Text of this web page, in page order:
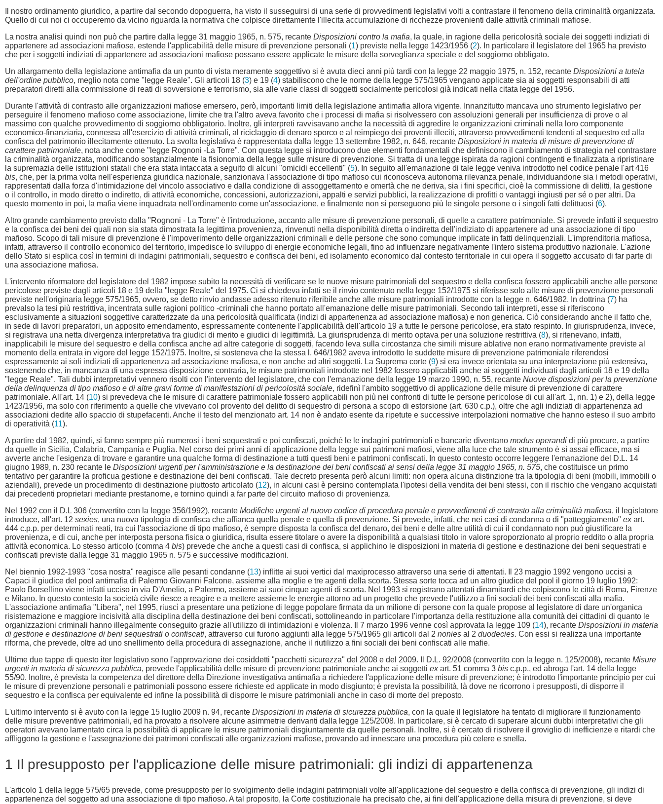
Il nostro ordinamento giuridico, a partire dal secondo dopoguerra, ha visto il susseguirsi di una serie di provvedimenti legislativi volti a contrastare il fenomeno della criminalità organizzata.
Quello di cui noi ci occuperemo da vicino riguarda la normativa che colpisce direttamente l'illecita accumulazione di ricchezze provenienti dalle attività criminali mafiose.
La nostra analisi quindi non può che partire dalla legge 31 maggio 1965, n. 575, recante Disposizioni contro la mafia, la quale, in ragione della pericolosità sociale dei soggetti indiziati di
appartenere ad associazioni mafiose, estende l'applicabilità delle misure di prevenzione personali (1) previste nella legge 1423/1956 (2). In particolare il legislatore del 1965 ha previsto
che per i soggetti indiziati di appartenere ad associazioni mafiose possano essere applicate le misure della sorveglianza speciale e del soggiorno obbligato.
Un allargamento della legislazione antimafia da un punto di vista meramente soggettivo si è avuta dieci anni più tardi con la legge 22 maggio 1975, n. 152, recante Disposizioni a tutela
dell'ordine pubblico, meglio nota come "legge Reale". Gli articoli 18 (3) e 19 (4) stabiliscono che le norme della legge 575/1965 vengano applicate sia ai soggetti responsabili di atti
preparatori diretti alla commissione di reati di sovversione e terrorismo, sia alle varie classi di soggetti socialmente pericolosi già indicati nella citata legge del 1956.
Durante l'attività di contrasto alle organizzazioni mafiose emersero, però, importanti limiti della legislazione antimafia allora vigente. Innanzitutto mancava uno strumento legislativo per
perseguire il fenomeno mafioso come associazione, limite che tra l'altro aveva favorito che i processi di mafia si risolvessero con assoluzioni generali per insufficienza di prove o al
massimo con qualche provvedimento di soggiorno obbligatorio. Inoltre, gli interpreti ravvisavano anche la necessità di aggredire le organizzazioni criminali nella loro componente
economico-finanziaria, connessa all'esercizio di attività criminali, al riciclaggio di denaro sporco e al reimpiego dei proventi illeciti, attraverso provvedimenti tendenti al sequestro ed alla
confisca del patrimonio illecitamente ottenuto. La svolta legislativa è rappresentata dalla legge 13 settembre 1982, n. 646, recante Disposizioni in materia di misure di prevenzione di
carattere patrimoniale, nota anche come "legge Rognoni -La Torre". Con questa legge si introducono due elementi fondamentali che definiscono il cambiamento di strategia nel contrastare
la criminalità organizzata, modificando sostanzialmente la fisionomia della legge sulle misure di prevenzione. Si tratta di una legge ispirata da ragioni contingenti e finalizzata a ripristinare
la supremazia delle istituzioni statali che era stata intaccata a seguito di alcuni "omicidi eccellenti" (5). In seguito all'emanazione di tale legge veniva introdotto nel codice penale l'art 416
bis, che, per la prima volta nell'esperienza giuridica nazionale, sanzionava l'associazione di tipo mafioso cui riconosceva autonoma rilevanza penale, individuandone sia i metodi operativi,
rappresentati dalla forza d'intimidazione del vincolo associativo e dalla condizione di assoggettamento e omertà che ne deriva, sia i fini specifici, cioè la commissione di delitti, la gestione
o il controllo, in modo diretto o indiretto, di attività economiche, concessioni, autorizzazioni, appalti e servizi pubblici, la realizzazione di profitti o vantaggi ingiusti per sé o per altri. Da
questo momento in poi, la mafia viene inquadrata nell'ordinamento come un'associazione, e finalmente non si perseguono più le singole persone o i singoli fatti delittuosi (6).
Altro grande cambiamento previsto dalla "Rognoni - La Torre" è l'introduzione, accanto alle misure di prevenzione personali, di quelle a carattere patrimoniale. Si prevede infatti il sequestro
e la confisca dei beni dei quali non sia stata dimostrata la legittima provenienza, rinvenuti nella disponibilità diretta o indiretta dell'indiziato di appartenere ad una associazione di tipo
mafioso. Scopo di tali misure di prevenzione è l'impoverimento delle organizzazioni criminali e delle persone che sono comunque implicate in fatti delinquenziali. L'imprenditoria mafiosa,
infatti, attraverso il controllo economico del territorio, impedisce lo sviluppo di energie economiche legali, fino ad influenzare negativamente l'intero sistema produttivo nazionale. L'azione
dello Stato si esplica così in termini di indagini patrimoniali, sequestro e confisca dei beni, ed isolamento economico dal contesto territoriale in cui opera il soggetto accusato di far parte di
una associazione mafiosa.
L'intervento riformatore del legislatore del 1982 impose subito la necessità di verificare se le nuove misure patrimoniali del sequestro e della confisca fossero applicabili anche alle persone
pericolose previste dagli articoli 18 e 19 della "legge Reale" del 1975. Ci si chiedeva infatti se il rinvio contenuto nella legge 152/1975 si riferisse solo alle misure di prevenzione personali
previste nell'originaria legge 575/1965, ovvero, se detto rinvio andasse adesso ritenuto riferibile anche alle misure patrimoniali introdotte con la legge n. 646/1982. In dottrina (7) ha
prevalso la tesi più restrittiva, incentrata sulle ragioni politico -criminali che hanno portato all'emanazione delle misure patrimoniali. Secondo tali interpreti, esse si riferiscono
esclusivamente a situazioni soggettive caratterizzate da una pericolosità qualificata (indizi di appartenenza ad associazione mafiosa) e non generica. Ciò considerando anche il fatto che,
in sede di lavori preparatori, un apposito emendamento, espressamente contenente l'applicabilità dell'articolo 19 a tutte le persone pericolose, era stato respinto. In giurisprudenza, invece,
si registrava una netta divergenza interpretativa tra giudici di merito e giudici di legittimità. La giurisprudenza di merito optava per una soluzione restrittiva (8), si ritenevano, infatti,
inapplicabili le misure del sequestro e della confisca anche ad altre categorie di soggetti, facendo leva sulla circostanza che simili misure ablative non erano normativamente previste al
momento della entrata in vigore del legge 152/1975. Inoltre, si sosteneva che la stessa l. 646/1982 aveva introdotto le suddette misure di prevenzione patrimoniale riferendosi
espressamente ai soli indiziati di appartenenza ad associazione mafiosa, e non anche ad altri soggetti. La Suprema corte (9) si era invece orientata su una interpretazione più estensiva,
sostenendo che, in mancanza di una espressa disposizione contraria, le misure patrimoniali introdotte nel 1982 fossero applicabili anche ai soggetti individuati dagli articoli 18 e 19 della
"legge Reale". Tali dubbi interpretativi vennero risolti con l'intervento del legislatore, che con l'emanazione della legge 19 marzo 1990, n. 55, recante Nuove disposizioni per la prevenzione
della delinquenza di tipo mafioso e di altre gravi forme di manifestazioni di pericolosità sociale, ridefinì l'ambito soggettivo di applicazione delle misure di prevenzione di carattere
patrimoniale. All'art. 14 (10) si prevedeva che le misure di carattere patrimoniale fossero applicabili non più nei confronti di tutte le persone pericolose di cui all'art. 1, nn. 1) e 2), della legge
1423/1956, ma solo con riferimento a quelle che vivevano col provento del delitto di sequestro di persona a scopo di estorsione (art. 630 c.p.), oltre che agli indiziati di appartenenza ad
associazioni dedite allo spaccio di stupefacenti. Anche il testo del menzionato art. 14 non è andato esente da ripetute e successive interpolazioni normative che hanno esteso il suo ambito
di operatività (11).
A partire dal 1982, quindi, si fanno sempre più numerosi i beni sequestrati e poi confiscati, poiché le le indagini patrimoniali e bancarie diventano modus operandi di più procure, a partire
da quelle in Sicilia, Calabria, Campania e Puglia. Nel corso dei primi anni di applicazione della legge sui patrimoni mafiosi, viene alla luce che tale strumento è sì assai efficace, ma si
avverte anche l'esigenza di trovare e garantire una qualche forma di destinazione a tutti questi beni e patrimoni confiscati. In questo contesto occorre leggere l'emanazione del D.L. 14
giugno 1989, n. 230 recante le Disposizioni urgenti per l'amministrazione e la destinazione dei beni confiscati ai sensi della legge 31 maggio 1965, n. 575, che costituisce un primo
tentativo per garantire la proficua gestione e destinazione dei beni confiscati. Tale decreto presenta però alcuni limiti: non opera alcuna distinzione tra la tipologia di beni (mobili, immobili o
aziendali), prevede un procedimento di destinazione piuttosto articolato (12), in alcuni casi è persino contemplata l'ipotesi della vendita dei beni stessi, con il rischio che vengano acquistati
dai precedenti proprietari mediante prestanome, e tornino quindi a far parte del circuito mafioso di provenienza.
Nel 1992 con il D.L 306 (convertito con la legge 356/1992), recante Modifiche urgenti al nuovo codice di procedura penale e provvedimenti di contrasto alla criminalità mafiosa, il legislatore
introduce, all'art. 12 sexies, una nuova tipologia di confisca che affianca quella penale e quella di prevenzione. Si prevede, infatti, che nei casi di condanna o di "patteggiamento" exart.
444 c.p.p. per determinati reati, tra cui l'associazione di tipo mafioso, è sempre disposta la confisca del denaro, dei beni e delle altre utilità di cui il condannato non può giustificare la
provenienza, e di cui, anche per interposta persona fisica o giuridica, risulta essere titolare o avere la disponibilità a qualsiasi titolo in valore sproporzionato al proprio reddito o alla propria
attività economica. Lo stesso articolo (comma 4 bis) prevede che anche a questi casi di confisca, si applichino le disposizioni in materia di gestione e destinazione dei beni sequestrati e
confiscati previste dalla legge 31 maggio 1965 n. 575 e successive modificazioni.
Nel biennio 1992-1993 "cosa nostra" reagisce alle pesanti condanne (13) inflitte ai suoi vertici dal maxiprocesso attraverso una serie di attentati. Il 23 maggio 1992 vengono uccisi a
Capaci il giudice del pool antimafia di Palermo Giovanni Falcone, assieme alla moglie e tre agenti della scorta. Stessa sorte tocca ad un altro giudice del pool il giorno 19 luglio 1992:
Paolo Borsellino viene infatti ucciso in via D'Amelio, a Palermo, assieme ai suoi cinque agenti di scorta. Nel 1993 si registrano attentati dinamitardi che colpiscono le città di Roma, Firenze
e Milano. In questo contesto la società civile riesce a reagire e a mettere assieme le energie attorno ad un progetto che prevede l'utilizzo a fini sociali dei beni confiscati alla mafia.
L'associazione antimafia "Libera", nel 1995, riuscì a presentare una petizione di legge popolare firmata da un milione di persone con la quale propose al legislatore di dare un'organica
risistemazione e maggiore incisività alla disciplina della destinazione dei beni confiscati, sottolineando in particolare l'importanza della restituzione alla comunità dei cittadini di quanto le
organizzazioni criminali hanno illegalmente conseguito grazie all'utilizzo di intimidazioni e violenza. Il 7 marzo 1996 venne così approvata la legge 109 (14), recante Disposizioni in materia
di gestione e destinazione di beni sequestrati o confiscati, attraverso cui furono aggiunti alla legge 575/1965 gli articoli dal 2 nonies al 2 duodecies. Con essi si realizza una importante
riforma, che prevede, oltre ad uno snellimento della procedura di assegnazione, anche il riutilizzo a fini sociali dei beni confiscati alle mafie.
Ultime due tappe di questo iter legislativo sono l'approvazione dei cosiddetti "pacchetti sicurezza" del 2008 e del 2009. Il D.L. 92/2008 (convertito con la legge n. 125/2008), recante Misure
urgenti in materia di sicurezza pubblica, prevede l'applicabilità delle misure di prevenzione patrimoniale anche ai soggetti exart. 51 comma 3 bis c.p.p., ed abroga l'art. 14 della legge
55/90. Inoltre, è prevista la competenza del direttore della Direzione investigativa antimafia a richiedere l'applicazione delle misure di prevenzione; è introdotto l'importante principio per cui
le misure di prevenzione personali e patrimoniali possono essere richieste ed applicate in modo disgiunto; è prevista la possibilità, là dove ne ricorrono i presupposti, di disporre il
sequestro e la confisca per equivalente ed infine la possibilità di disporre le misure patrimoniali anche in caso di morte del preposto.
L'ultimo intervento si è avuto con la legge 15 luglio 2009 n. 94, recante Disposizioni in materia di sicurezza pubblica, con la quale il legislatore ha tentato di migliorare il funzionamento
delle misure preventive patrimoniali, ed ha provato a risolvere alcune asimmetrie derivanti dalla legge 125/2008. In particolare, si è cercato di superare alcuni dubbi interpretativi che gli
operatori avevano lamentato circa la possibilità di applicare le misure patrimoniali disgiuntamente da quelle personali. Inoltre, si è cercato di risolvere il groviglio di inefficienze e ritardi che
affliggono la gestione e l'assegnazione dei patrimoni confiscati alle organizzazioni mafiose, provando ad innescare una procedura più celere e snella.
1 Il presupposto per l'applicazione delle misure patrimoniali: gli indizi di appartenenza
L'articolo 1 della legge 575/65 prevede, come presupposto per lo svolgimento delle indagini patrimoniali volte all'applicazione del sequestro e della confisca di prevenzione, gli indizi di
appartenenza del soggetto ad una associazione di tipo mafioso. A tal proposito, la Corte costituzionale ha precisato che, ai fini dell'applicazione della misura di prevenzione, si deve